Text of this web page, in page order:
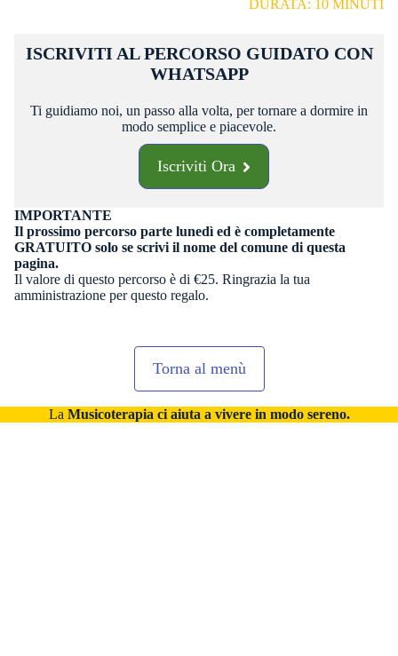
DURATA: 10 MINUTI
ISCRIVITI AL PERCORSO GUIDATO CON
WHATSAPP
Ti guidiamo noi, un passo alla volta, per tornare a dormire in
modo semplice e piacevole.
Iscriviti Ora
IMPORTANTE
Il prossimo percorso parte lunedì ed è completamente
GRATUITO solo se scrivi il nome del comune di questa
pagina.
Il valore di questo percorso è di €25. Ringrazia la tua
amministrazione per questo regalo.
Torna al menù
La Musicoterapia ci aiuta a vivere in modo sereno.